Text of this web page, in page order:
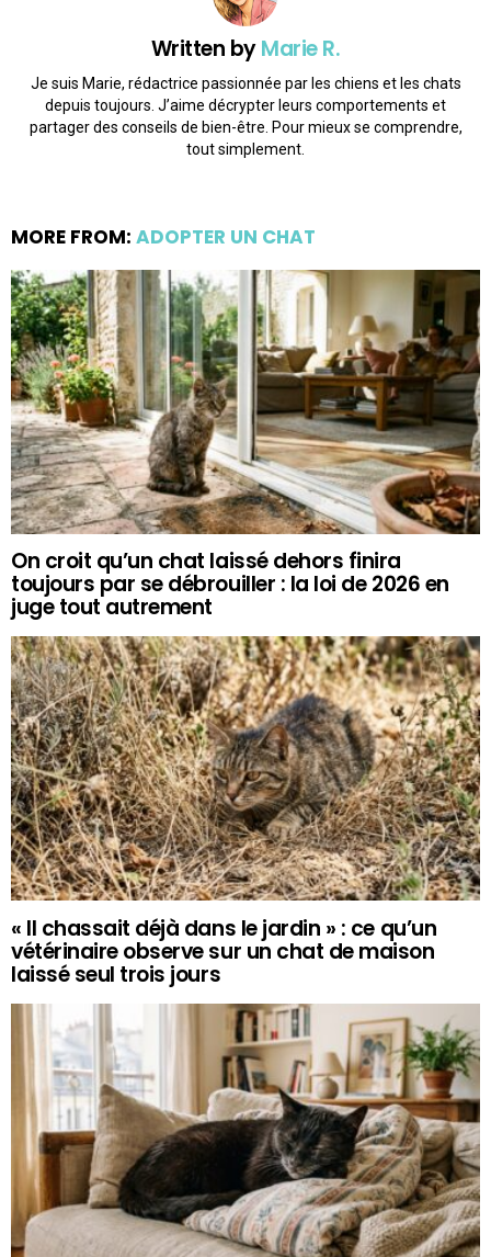
Written byMarie R.
Je suis Marie, rédactrice passionnée par les chiens et les chats
depuis toujours. J’aime décrypter leurs comportements et
partager des conseils de bien-être. Pour mieux se comprendre,
tout simplement.
MORE FROM: ADOPTER UN CHAT
On croit qu’un chat laissé dehors finira
toujours par se débrouiller : la loi de 2026 en
juge tout autrement
« Il chassait déjà dans le jardin » : ce qu’un
vétérinaire observe sur un chat de maison
laissé seul trois jours